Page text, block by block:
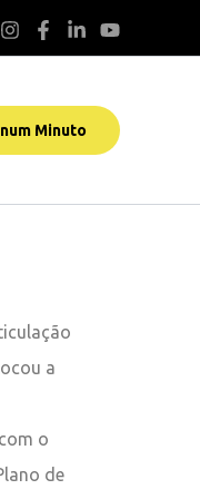
Minuto
a
o
de